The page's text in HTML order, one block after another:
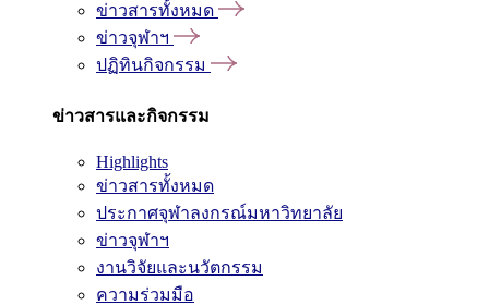
ข่าวสารทั้งหมด
ข่าวจุฬาฯ
ปฏิทินกิจกรรม
ข่าวสารและกิจกรรม
Highlights
ข่าวสารทั้งหมด
ประกาศจุฬาลงกรณ์มหาวิทยาลัย
ข่าวจุฬาฯ
งานวิจัยและนวัตกรรม
ความร่วมมือ